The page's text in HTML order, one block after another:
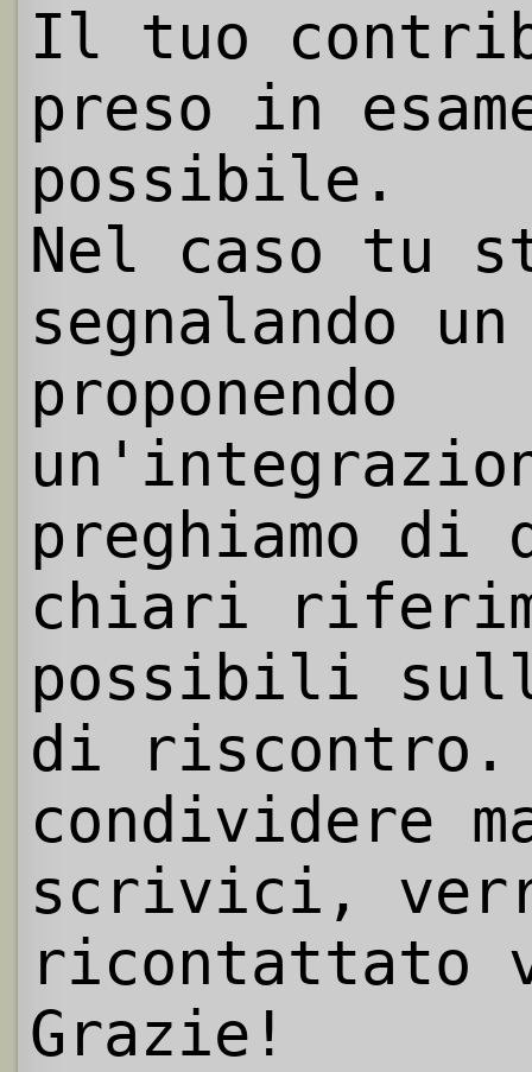
Il tuo
preso in
possibile.
Nel caso tu
segnalando
proponendo
preghiamo
chiari
possibili
di riscontro.
condividere
scrivici,
ricontattato
Grazie!